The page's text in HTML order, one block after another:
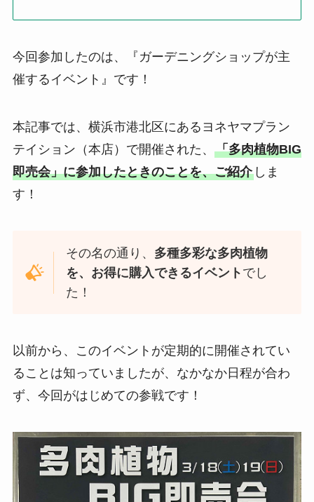
今回参加したのは、『ガーデニングショップが主
催するイベント』です！
本記事では、横浜市港北区にあるヨネヤマプラン
テイション（本店）で開催された、 「多肉植物BIG
即売会」に参加したときのことを、ご紹介しま
す！
その名の通り、 多種多彩な多肉植物
を、お得に購入できるイベント でし
た！
以前から、このイベントが定期的に開催されてい
ることは知っていましたが、なかなか日程が合わ
ず、今回がはじめての参戦です！